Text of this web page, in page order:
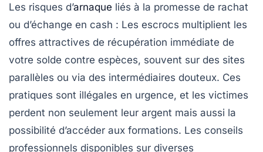
Les risques d’arnaque liés à la promesse de rachat
ou d’échange en cash : Les escrocs multiplient les
offres attractives de récupération immédiate de
votre solde contre espèces, souvent sur des sites
parallèles ou via des intermédiaires douteux. Ces
pratiques sont illégales en urgence, et les victimes
perdent non seulement leur argent mais aussi la
possibilité d’accéder aux formations. Les conseils
professionnels disponibles sur diverses